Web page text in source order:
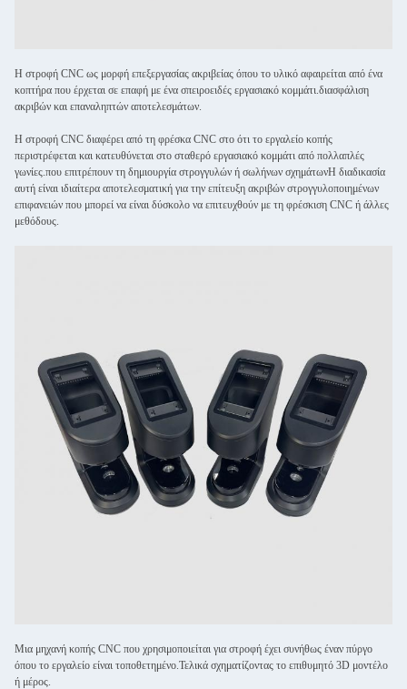
Η στροφή CNC ως μορφή επεξεργασίας ακριβείας όπου το υλικό αφαιρείται από ένα
κοπτήρα που έρχεται σε επαφή με ένα σπειροειδές εργασιακό κομμάτι.διασφάλιση
ακριβών και επαναληπτών αποτελεσμάτων.
Η στροφή CNC διαφέρει από τη φρέσκα CNC στο ότι το εργαλείο κοπής
περιστρέφεται και κατευθύνεται στο σταθερό εργασιακό κομμάτι από πολλαπλές
γωνίες.που επιτρέπουν τη δημιουργία στρογγυλών ή σωλήνων σχημάτωνΗ διαδικασία
αυτή είναι ιδιαίτερα αποτελεσματική για την επίτευξη ακριβών στρογγυλοποιημένων
επιφανειών που μπορεί να είναι δύσκολο να επιτευχθούν με τη φρέσκιση CNC ή άλλες
μεθόδους.
Μια μηχανή κοπής CNC που χρησιμοποιείται για στροφή έχει συνήθως έναν πύργο
όπου το εργαλείο είναι τοποθετημένο.Τελικά σχηματίζοντας το επιθυμητό 3D μοντέλο
ή μέρος.